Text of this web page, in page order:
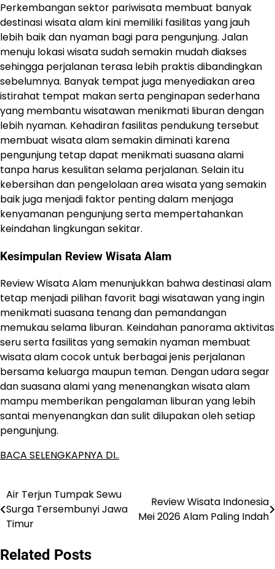
Perkembangan sektor pariwisata membuat banyak
destinasi wisata alam kini memiliki fasilitas yang jauh
lebih baik dan nyaman bagi para pengunjung. Jalan
menuju lokasi wisata sudah semakin mudah diakses
sehingga perjalanan terasa lebih praktis dibandingkan
sebelumnya. Banyak tempat juga menyediakan area
istirahat tempat makan serta penginapan sederhana
yang membantu wisatawan menikmati liburan dengan
lebih nyaman. Kehadiran fasilitas pendukung tersebut
membuat wisata alam semakin diminati karena
pengunjung tetap dapat menikmati suasana alami
tanpa harus kesulitan selama perjalanan. Selain itu
kebersihan dan pengelolaan area wisata yang semakin
baik juga menjadi faktor penting dalam menjaga
kenyamanan pengunjung serta mempertahankan
keindahan lingkungan sekitar.
Kesimpulan Review Wisata Alam
Review Wisata Alam menunjukkan bahwa destinasi alam
tetap menjadi pilihan favorit bagi wisatawan yang ingin
menikmati suasana tenang dan pemandangan
memukau selama liburan. Keindahan panorama aktivitas
seru serta fasilitas yang semakin nyaman membuat
wisata alam cocok untuk berbagai jenis perjalanan
bersama keluarga maupun teman. Dengan udara segar
dan suasana alami yang menenangkan wisata alam
mampu memberikan pengalaman liburan yang lebih
santai menyenangkan dan sulit dilupakan oleh setiap
pengunjung.
BACA SELENGKAPNYA DI..
Post
navigation
Air Terjun Tumpak Sewu
Surga Tersembunyi Jawa
Timur
Review Wisata Indonesia
Mei 2026 Alam Paling Indah
Related Posts